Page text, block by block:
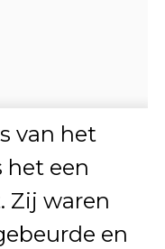
van het
een
Zij waren
en